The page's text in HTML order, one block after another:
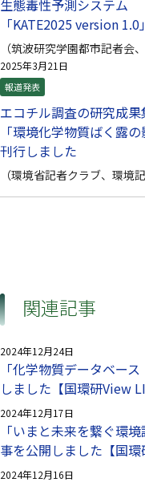
生態毒性予測システム
「KATE2025 version
（筑波研究学園都市記者会
2025年3月21日
報道発表
エコチル調査の研究成果
「環境化学物質ばく露
刊行しました
（環境省記者クラブ、環境
関連記事
2024年12月24日
「化学物質データベー
しました【国環研View
2024年12月17日
「いまと未来を繋ぐ環
事を公開しました【国環
2024年12月16日